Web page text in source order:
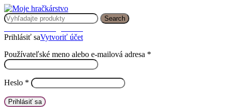
Search
Prihlásiť saVytvoriť účet
Používateľské meno alebo e-mailová adresa *
Heslo *
Prihlásiť sa